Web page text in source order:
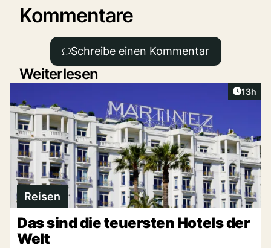
Kommentare
Schreibe einen Kommentar
Weiterlesen
Artikel
13h
Reisen
Das sind die teuersten Hotels der
Welt